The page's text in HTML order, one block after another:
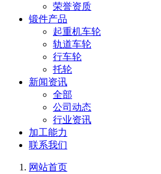
荣誉资质
锻件产品
起重机车轮
轨道车轮
行车轮
托轮
新闻资讯
全部
公司动态
行业资讯
加工能力
联系我们
网站首页